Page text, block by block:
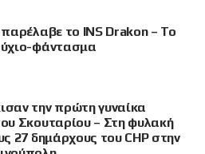
το INS Drakon – Το
φάντασμα
την πρώτη γυναίκα
Σκουταρίου – Στη φυλακή
27 δημάρχους του CHP στην